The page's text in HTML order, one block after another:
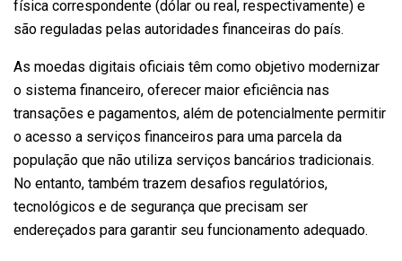
física correspondente (dólar ou real, respectivamente) e
são reguladas pelas autoridades financeiras do país.
As moedas digitais oficiais têm como objetivo modernizar
o sistema financeiro, oferecer maior eficiência nas
transações e pagamentos, além de potencialmente permitir
o acesso a serviços financeiros para uma parcela da
população que não utiliza serviços bancários tradicionais.
No entanto, também trazem desafios regulatórios,
tecnológicos e de segurança que precisam ser
endereçados para garantir seu funcionamento adequado.